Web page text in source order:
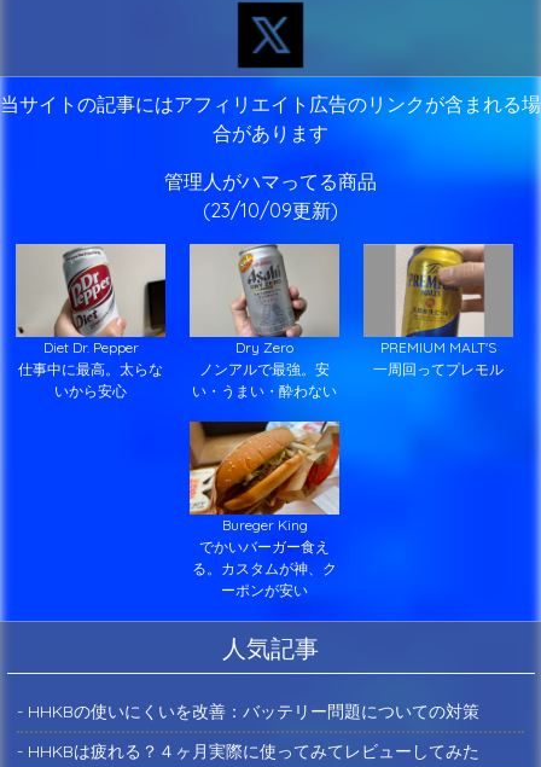
当サイトの記事にはアフィリエイト広告のリンクが含まれる場
合があります
管理人がハマってる商品
(23/10/09更新)
Diet Dr. Pepper
仕事中に最高。太らな
いから安心
Dry Zero
ノンアルで最強。安
い・うまい・酔わない
PREMIUM MALT'S
一周回ってプレモル
Bureger King
でかいバーガー食え
る。カスタムが神、ク
ーポンが安い
人気記事
- HHKBの使いにくいを改善：バッテリー問題についての対策
- HHKBは疲れる？４ヶ月実際に使ってみてレビューしてみた